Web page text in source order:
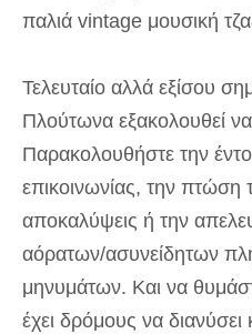
παλιά vintage μουσική
Τελευταίο αλλά εξίσου
Πλούτωνα εξακολουθεί να
Παρακολουθήστε την
επικοινωνίας, την πτώση
αποκαλύψεις ή την
αόρατων/ασυνείδητων
μηνυμάτων. Και να
έχει δρόμους να